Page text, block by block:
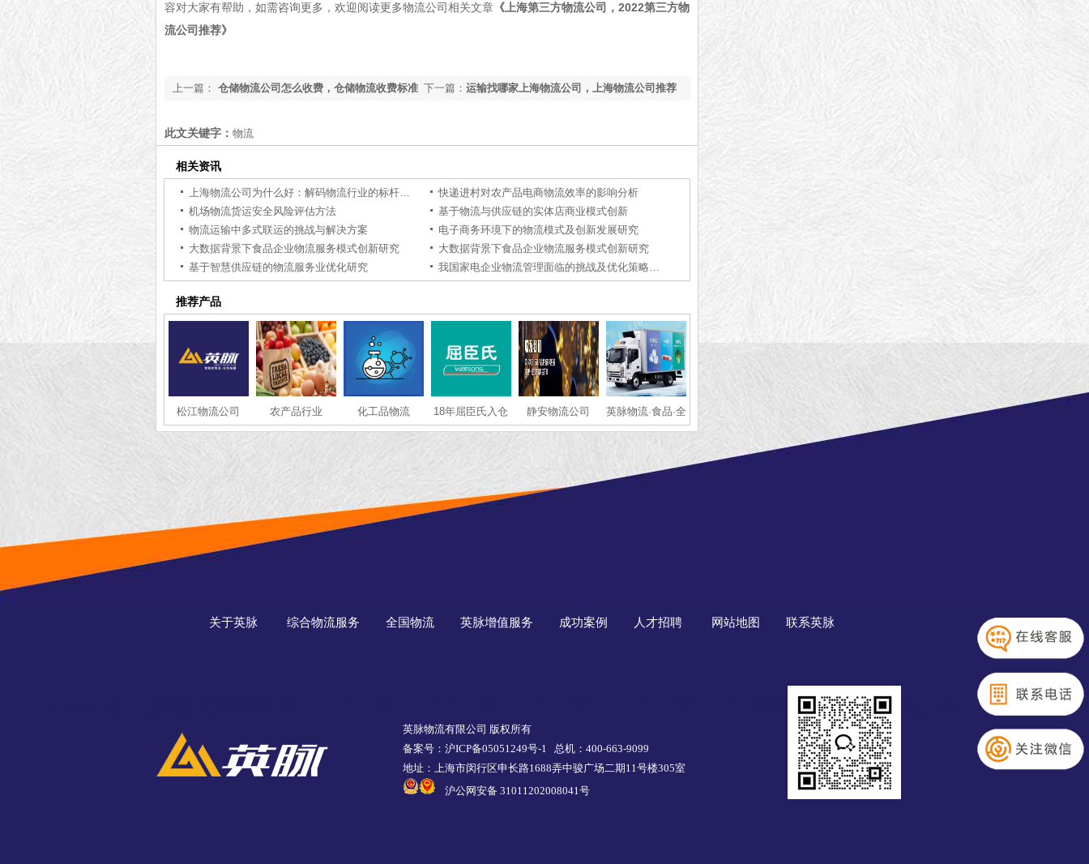
容对大家有帮助，如需咨询更多，欢迎阅读更多物流公司相关文章 《上海第三方物流公司，2022第三方物
流公司推荐》
下一篇： 运输找哪家上海物流公司，上海物流公司推荐
上一篇： 仓储物流公司怎么收费，仓储物流收费标准
此文关键字： 物流
相关资讯
上海物流公司为什么好：解码物流行业的标杆力量【行业百科】
快递进村对农产品电商物流效率的影响分析
机场物流货运安全风险评估方法
基于物流与供应链的实体店商业模式创新
物流运输中多式联运的挑战与解决方案
电子商务环境下的物流模式及创新发展研究
大数据背景下食品企业物流服务模式创新研究
大数据背景下食品企业物流服务模式创新研究
基于智慧供应链的物流服务业优化研究
我国家电企业物流管理面临的挑战及优化策略研究——以M物流公司为例
推荐产品
松江物流公司 农产品行业 化工品物流
18年屈臣氏入仓
物流仓储配送经
静安物流公司
英脉物流·食品·全
国冷链运输
关于英脉 综合物流服务 全国物流 英脉增值服务 成功案例 人才招聘 网站地图 联系英脉
英脉物流有限公司 版权所有
备案号：沪ICP备05051249号-1 总机：400-663-9099
地址：上海市闵行区申长路1688弄中骏广场二期11号楼305室
沪公网安备 31011202008041号